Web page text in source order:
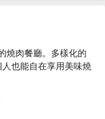
燒肉餐廳。多樣化的
也能自在享用美味燒
巨龍燒肉雙拼套餐、